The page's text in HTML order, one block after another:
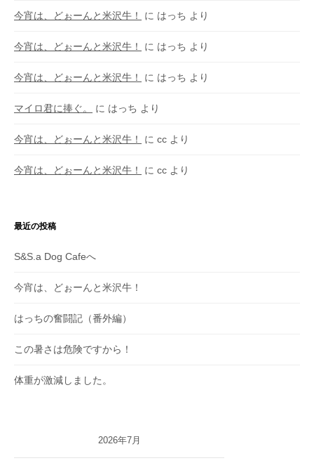
今宵は、どぉーんと米沢牛！ に はっち より
今宵は、どぉーんと米沢牛！ に はっち より
今宵は、どぉーんと米沢牛！ に はっち より
マイロ君に捧ぐ。 に はっち より
今宵は、どぉーんと米沢牛！ に cc より
今宵は、どぉーんと米沢牛！ に cc より
最近の投稿
S&S.a Dog Cafeへ
今宵は、どぉーんと米沢牛！
はっちの奮闘記（番外編）
この暑さは危険ですから！
体重が激減しました。
2026年7月